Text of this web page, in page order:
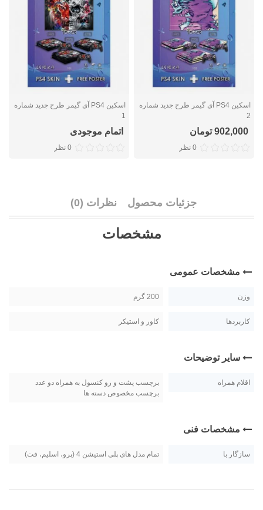
اسکین PS4 آی گیمر طرح جدید شماره
2
902,000 تومان
0 نظر
اسکین PS4 آی گیمر طرح جدید شماره
1
اتمام موجودی
0 نظر
جزئیات محصول نظرات (0)
مشخصات
مشخصات عمومی
وزن 200 گرم
کاربردها کاور و استیکر
سایر توضیحات
اقلام همراه
برچسب پشت و رو کنسول به همراه دو عدد
برچسب مخصوص دسته ها
مشخصات فنی
سازگار با تمام مدل های پلی استیشن 4 (پرو، اسلیم، فت)